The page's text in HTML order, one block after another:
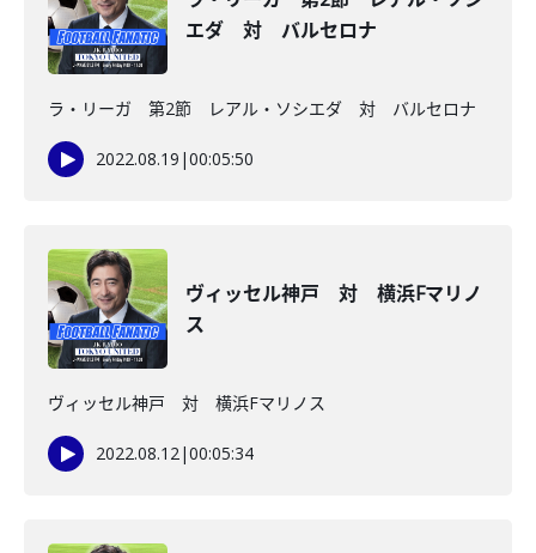
エダ 対 バルセロナ
ラ・リーガ 第2節 レアル・ソシエダ 対 バルセロナ
2022.08.19 |00:05:50
ヴィッセル神戸 対 横浜Fマリノ
ス
ヴィッセル神戸 対 横浜Fマリノス
2022.08.12|00:05:34